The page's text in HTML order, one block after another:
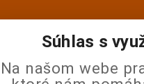
Súhlas s
Na našom webe